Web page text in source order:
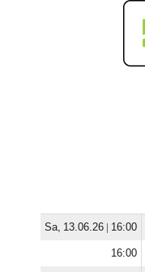
  | 
